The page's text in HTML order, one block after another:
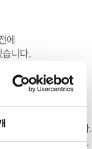
에
니다.
정밀 검사를 진행합니다.
약속이자 믿음입니다.